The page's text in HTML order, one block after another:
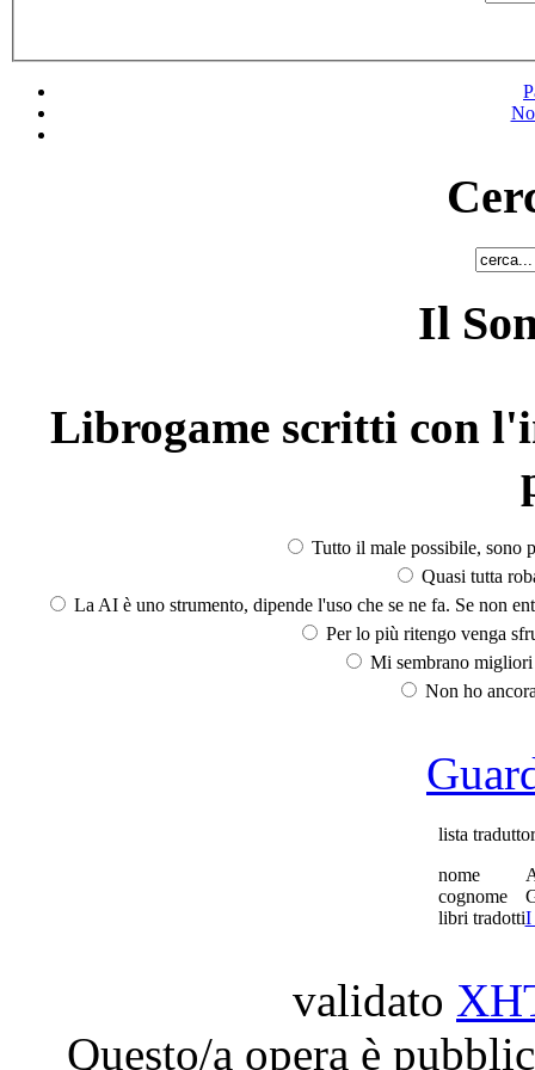
Il
Librogame scritti con
Tutto il male possibile, sono
Quasi tutta
La AI è uno strumento, dipende l'uso che se ne fa. Se non
Per lo più ritengo venga
Mi sembrano
Non ho
lista
nome
cognome
libri tradottiI
validato
Questo/a opera è